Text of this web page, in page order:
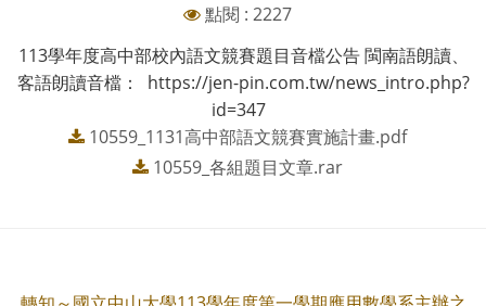
點閱 : 2227
113學年度高中部校內語文競賽題目音檔公告 閩南語朗讀、
客語朗讀音檔： https://jen-pin.com.tw/news_intro.php?
id=347
10559_1131高中部語文競賽實施計畫.pdf
10559_各組題目文章.rar